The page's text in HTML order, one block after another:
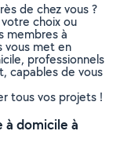
de chez vous ?
choix ou
membres à
vous met en
professionnels
capables de vous
tous vos projets !
domicile à